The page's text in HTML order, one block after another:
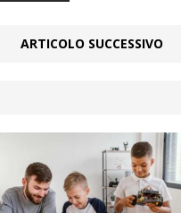
ARTICOLO SUCCESSIVO